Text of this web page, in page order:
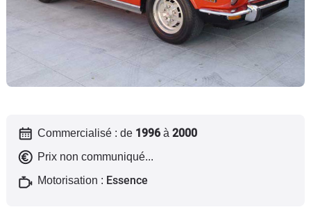
Flottes
Auto
Services
Moto
Marques
Commercialisé : de 1996 à 2000
Prix non communiqué...
Motorisation : Essence